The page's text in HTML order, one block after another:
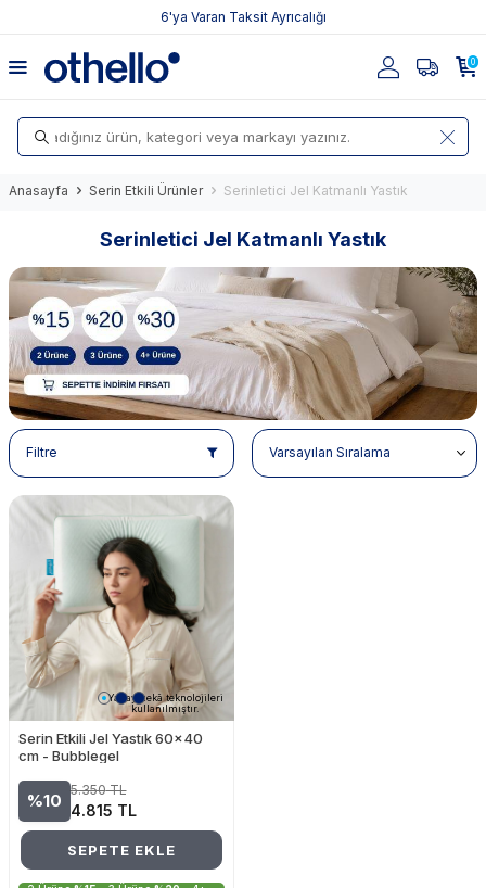
6'ya Varan Taksit Ayrıcalığı
0
Anasayfa Serin Etkili Ürünler Serinletici Jel Katmanlı Yastık
Serinletici Jel Katmanlı Yastık
Filtre
Yapay zekâ teknolojileri
kullanılmıştır.
Serin Etkili Jel Yastık 60x40
cm - Bubblegel
%10
5.350TL
4.815 TL
SEPETE EKLE